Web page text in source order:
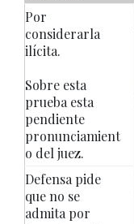
Por
considerarla
ilícita.
Sobre esta
prueba esta
pendiente
pronunciamient
o del juez.
Defensa pide
que no se
admita por